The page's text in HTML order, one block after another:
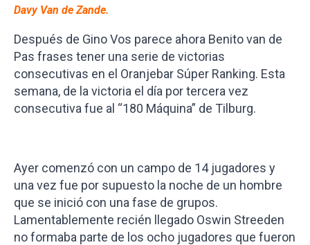
Davy Van de Zande.
Después de Gino Vos parece ahora Benito van de
Pas frases tener una serie de victorias
consecutivas en el Oranjebar Súper Ranking. Esta
semana, de la victoria el día por tercera vez
consecutiva fue al “180 Máquina” de Tilburg.
Ayer comenzó con un campo de 14 jugadores y
una vez fue por supuesto la noche de un hombre
que se inició con una fase de grupos.
Lamentablemente recién llegado Oswin Streeden
no formaba parte de los ocho jugadores que fueron